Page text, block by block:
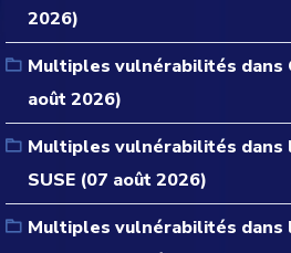
2026)
Multiples vulnérabilités dans
août 2026)
Multiples vulnérabilités dans
SUSE (07 août 2026)
Multiples vulnérabilités dans